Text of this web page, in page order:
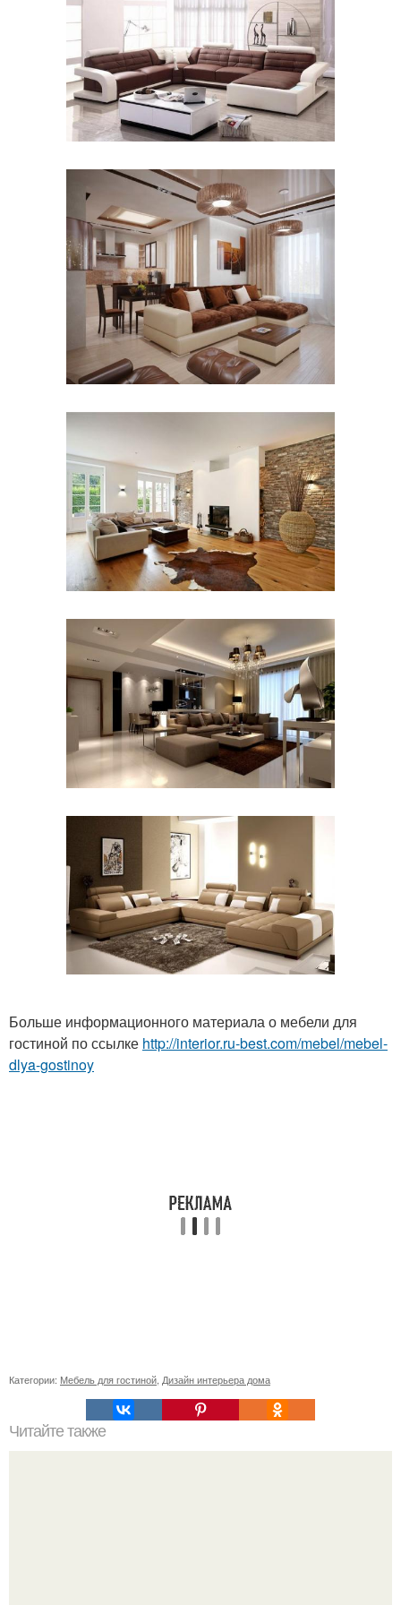
Больше информационного материала о мебели для
гостиной по ссылке http://interior.ru-best.com/mebel/mebel-
dlya-gostinoy
Категории: Мебель для гостиной Дизайн интерьера дома
Читайте также